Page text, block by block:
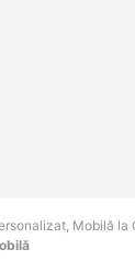
Mobilă la